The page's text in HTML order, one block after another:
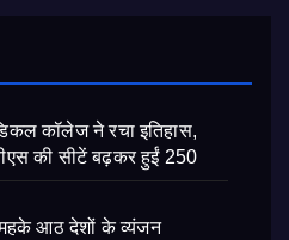
कॉलेज ने रचा इतिहास,
की सीटें बढ़कर हुईं 250
महके आठ देशों के व्यंजन